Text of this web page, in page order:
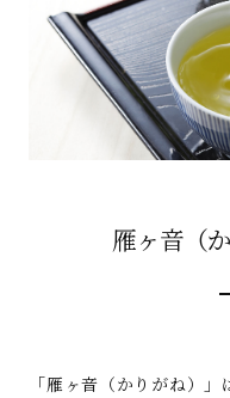
雁ヶ音（
「雁ヶ音（かりがね）